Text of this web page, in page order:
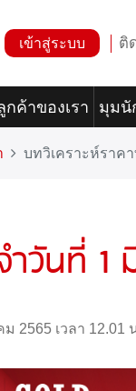
เข้าสู่ระบบ ติ
กค้าของเรา มุมนั
บทวิเคราะห์ราค
ำวันที่
2565 เวลา 12.01